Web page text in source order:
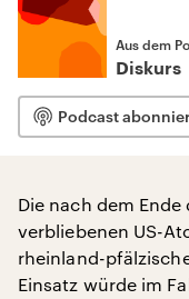
Aus dem
Diskurs
Podcast
Die nach dem
verbliebenen US-
rheinland-
Einsatz würde im